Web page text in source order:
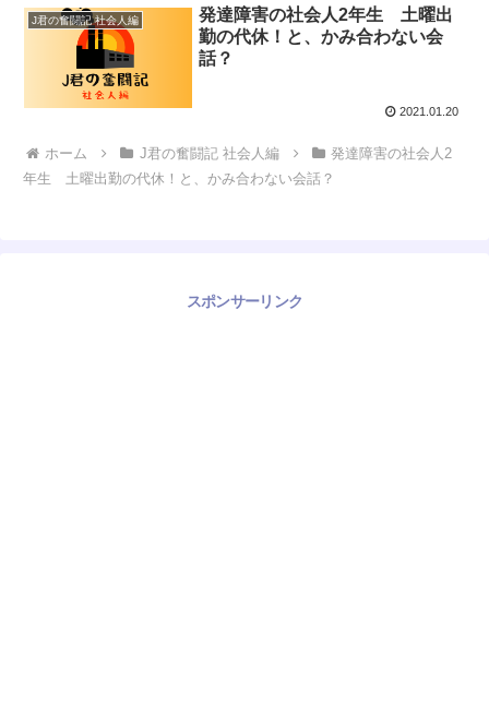
J君の奮闘記 社会人編
発達障害の社会人2年生 土曜出
勤の代休！と、かみ合わない会
話？
2021.01.20
ホーム J君の奮闘記 社会人編
発達障害の社会人2
年生 土曜出勤の代休！と、かみ合わない会話？
スポンサーリンク